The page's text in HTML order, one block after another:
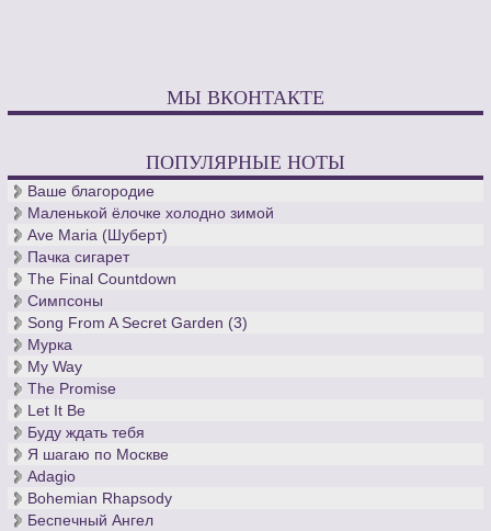
МЫ ВКОНТАКТЕ
ПОПУЛЯРНЫЕ НОТЫ
Ваше благородие
Маленькой ёлочке холодно зимой
Ave Maria (Шуберт)
Пачка сигарет
The Final Countdown
Симпсоны
Song From A Secret Garden (3)
Мурка
My Way
The Promise
Let It Be
Буду ждать тебя
Я шагаю по Москве
Adagio
Bohemian Rhapsody
Беспечный Ангел